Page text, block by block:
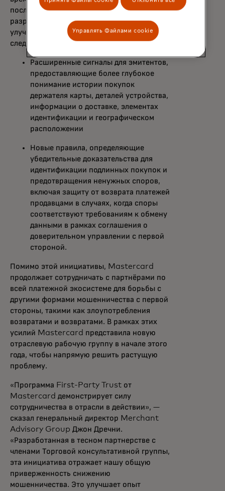
после совершения транзакции в процессе
разрешения споров. Цель программы —
улучшить разрешение споров с помощью
следующих методов:
Расширенные сигналы для эмитентов,
предоставляющие более глубокое
понимание истории покупок
держателя карты, деталей устройства,
информации о доставке, элементах
идентификации и географическом
расположении
Новые правила, определяющие
убедительные доказательства для
идентификации подлинных покупок и
предотвращения ненужных споров,
включая защиту от возврата платежей
продавцами в случаях, когда споры
соответствуют требованиям к обмену
данными в рамках соглашения о
доверительном управлении с первой
стороной.
Помимо этой инициативы, Mastercard
продолжает сотрудничать с партнёрами по
всей платежной экосистеме для борьбы с
другими формами мошенничества с первой
стороны, такими как злоупотребления
возвратами и возвратами. В рамках этих
усилий Mastercard представила новую
отраслевую рабочую группу в начале этого
года, чтобы напрямую решить растущую
проблему.
«Программа First-Party Trust от
Mastercard демонстрирует силу
сотрудничества в отрасли в действии», —
сказал генеральный директор Merchant
Advisory Group Джон Дречни.
«Разработанная в тесном партнерстве с
членами Торговой консультативной группы,
эта инициатива отражает нашу общую
приверженность снижению
мошенничества. Это улучшает опыт
Управлять Файлами cookie